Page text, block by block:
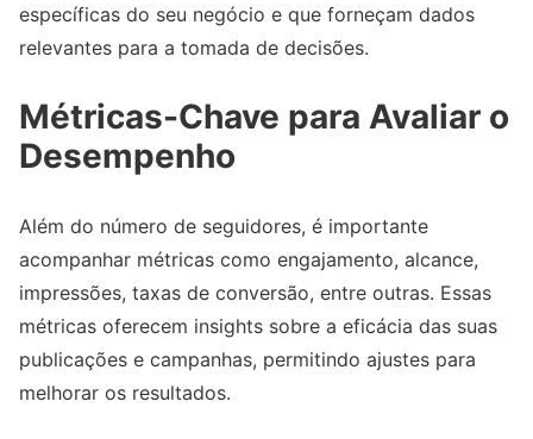
específicas do seu negócio e que forneçam dados
relevantes para a tomada de decisões.
Métricas-Chave para Avaliar o
Desempenho
Além do número de seguidores, é importante
acompanhar métricas como engajamento, alcance,
impressões, taxas de conversão, entre outras. Essas
métricas oferecem insights sobre a eficácia das suas
publicações e campanhas, permitindo ajustes para
melhorar os resultados.